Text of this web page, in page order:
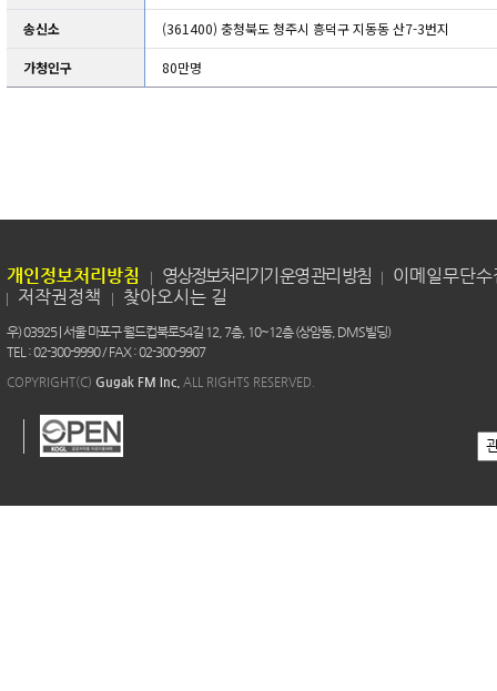
송신소 (361400) 충청북도 청주시 흥덕구 지동동 산7-3번지
가청인구 80만명
개인정보처리방침 영상정보처리기기 운영 관리 방침
이메일무단
저작권정책
찾아오시는 길
우) 03925 | 서울 마포구 월드컵북로54길 12, 7층, 10~12층 (상암동, DMS빌딩)
TEL : 02-300-9990 / FAX : 02-300-9907
COPYRIGHT(C) Gugak FM Inc. ALL RIGHTS RESERVED.